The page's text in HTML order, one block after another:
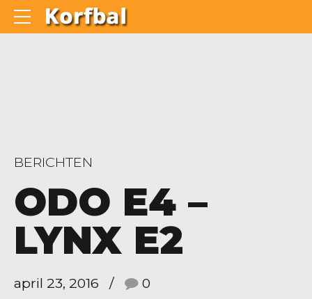
BERICHTEN
ODO E4 –
LYNX E2
april 23, 2016 0